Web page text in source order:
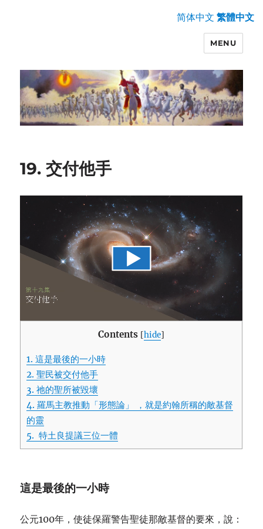
MENU
19. 交付他手
Contents [hide
1. 這是最後的一小時
2. 聖民被交付他手
3. 祂的聖所被毀壞
4. 羅馬主教推動「形態論」 ，就是約翰所稱的敵基督
的靈
5. 特土良提議三位一體
這是最後的一小時
公元100年，使徒保羅警告聖徒那敵基督的要來，說：
简体中文 繁體中文